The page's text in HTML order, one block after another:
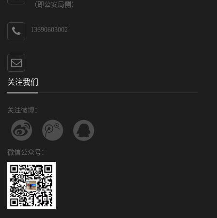
（即公安局侧）
13690603002
关注我们
关注微博：
微信公众号：